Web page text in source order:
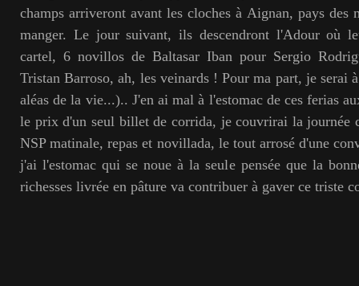
champs arriveront avant les cloches à Aignan, pays des
manger. Le jour suivant, ils descendront l'Adour où
cartel, 6 novillos de Baltasar Iban pour Sergio
Tristan Barroso, ah, les veinards ! Pour ma part, je serai
aléas de la vie...).. J'en ai mal à l'estomac de ces ferias
le prix d'un seul billet de corrida, je couvrirai la journée
NSP matinale, repas et novillada, le tout arrosé d'une
j'ai l'estomac qui se noue à la seule pensée que la
richesses livrée en pâture va contribuer à gaver ce triste